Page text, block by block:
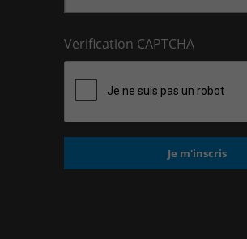
Verification CAPTCHA